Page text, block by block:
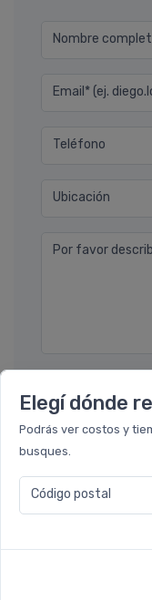
Elegí dónde
Podrás ver costos y
busques.
Código postal
Nombre
Email* (ej.
Teléfono
Ubicación
Por favor
Enviar